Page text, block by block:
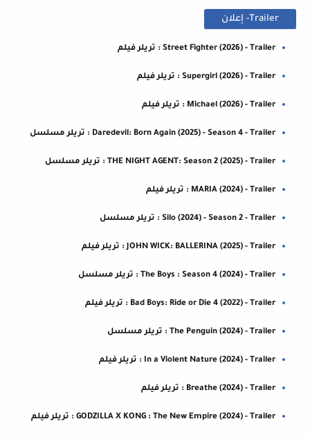
Trailer- إعلان
Street Fighter (2026) - Trailer : تريلر فيلم
Supergirl (2026) - Trailer : تريلر فيلم
Michael (2026) - Trailer : تريلر فيلم
Daredevil: Born Again (2025) - Season 4 - Trailer : تريلر مسلسل
THE NIGHT AGENT: Season 2 (2025) - Trailer : تريلر مسلسل
MARIA (2024) - Trailer : تريلر فيلم
Silo (2024) - Season 2 - Trailer : تريلر مسلسل
JOHN WICK: BALLERINA (2025) - Trailer : تريلر فيلم
The Boys : Season 4 (2024) - Trailer : تريلر مسلسل
Bad Boys: Ride or Die 4 (2022) - Trailer : تريلر فيلم
The Penguin (2024) - Trailer : تريلر مسلسل
In a Violent Nature (2024) - Trailer : تريلر فيلم
Breathe (2024) - Trailer : تريلر فيلم
GODZILLA X KONG : The New Empire (2024) - Trailer : تريلر فيلم